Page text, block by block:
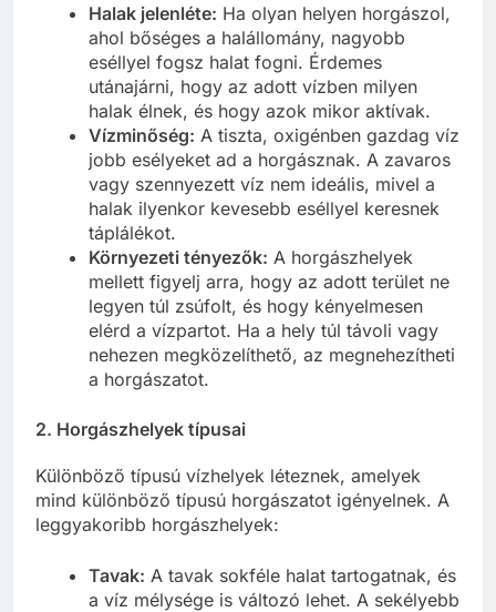
Halak jelenléte: Ha olyan helyen horgászol,
ahol bőséges a halállomány, nagyobb
eséllyel fogsz halat fogni. Érdemes
utánajárni, hogy az adott vízben milyen
halak élnek, és hogy azok mikor aktívak.
Vízminőség: A tiszta, oxigénben gazdag víz
jobb esélyeket ad a horgásznak. A zavaros
vagy szennyezett víz nem ideális, mivel a
halak ilyenkor kevesebb eséllyel keresnek
táplálékot.
Környezeti tényezők: A horgászhelyek
mellett figyelj arra, hogy az adott terület ne
legyen túl zsúfolt, és hogy kényelmesen
elérd a vízpartot. Ha a hely túl távoli vagy
nehezen megközelíthető, az megnehezítheti
a horgászatot.
2. Horgászhelyek típusai
Különböző típusú vízhelyek léteznek, amelyek
mind különböző típusú horgászatot igényelnek. A
leggyakoribb horgászhelyek:
Tavak: A tavak sokféle halat tartogatnak, és
a víz mélysége is változó lehet. A sekélyebb